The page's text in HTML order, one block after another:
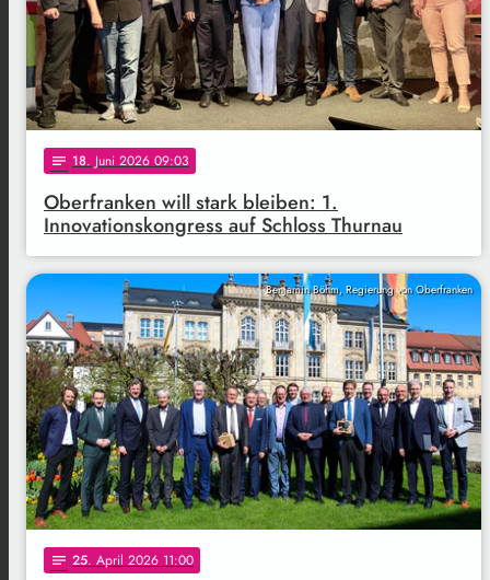
notes 18. Juni 2026 09:03
Oberfranken will stark bleiben: 1.
Innovationskongress auf Schloss Thurnau
Benjamin Böhm, Regierung von Oberfranken
notes 25. April 2026 11:00